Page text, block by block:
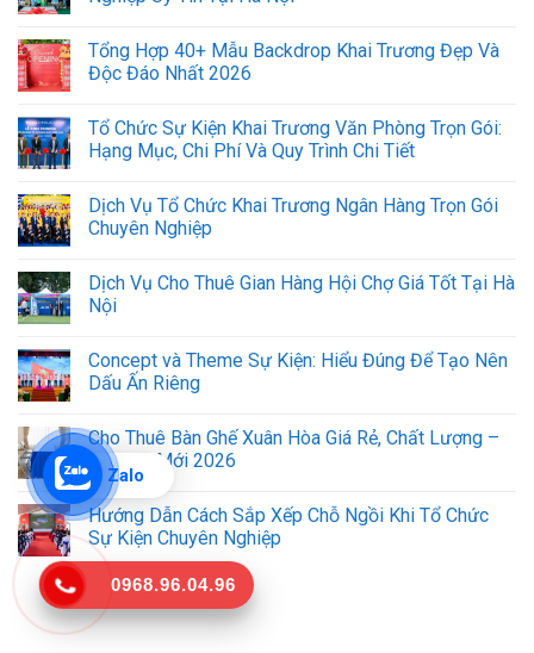
Tổng Hợp 40+ Mẫu Backdrop Khai Trương Đẹp Và
Độc Đáo Nhất 2026
Tổ Chức Sự Kiện Khai Trương Văn Phòng Trọn Gói:
Hạng Mục, Chi Phí Và Quy Trình Chi Tiết
Dịch Vụ Tổ Chức Khai Trương Ngân Hàng Trọn Gói
Chuyên Nghiệp
Dịch Vụ Cho Thuê Gian Hàng Hội Chợ Giá Tốt Tại Hà
Nội
Concept và Theme Sự Kiện: Hiểu Đúng Để Tạo Nên
Dấu Ấn Riêng
Cho Thuê Bàn Ghế Xuân Hòa Giá Rẻ, Chất Lượng –
Báo Giá Mới 2026
Hướng Dẫn Cách Sắp Xếp Chỗ Ngồi Khi Tổ Chức
Sự Kiện Chuyên Nghiệp
Zalo
0968.96.04.96